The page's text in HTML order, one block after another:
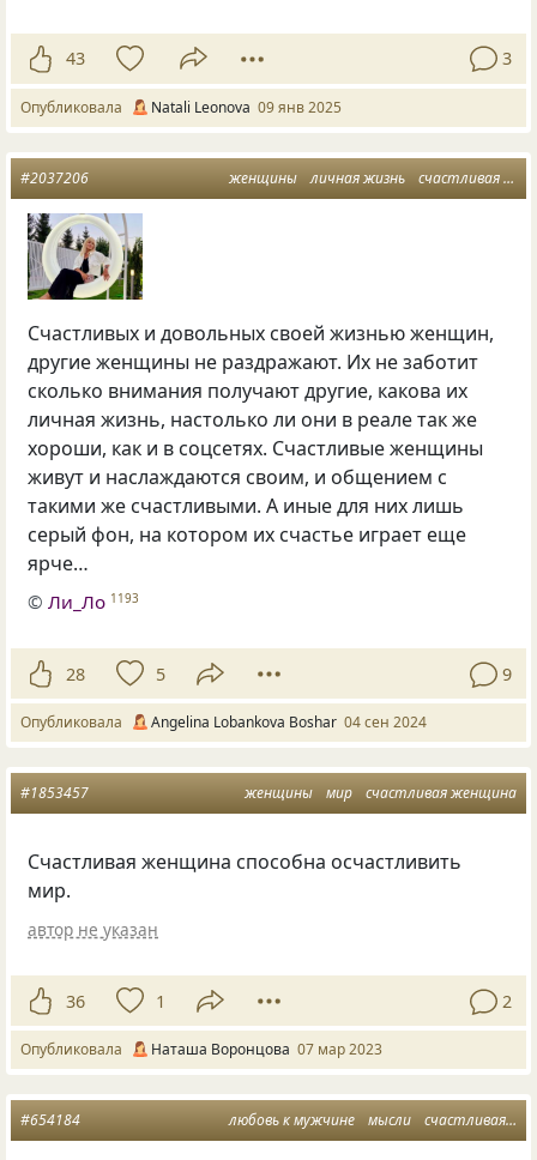
43 3
Опубликовала Natali Leonova 09 янв 2025
женщины личная жизнь счастливая женщина
#2037206
Счастливых и довольных своей жизнью женщин,
другие женщины не раздражают. Их не заботит
сколько внимания получают другие, какова их
личная жизнь, настолько ли они в реале так же
хороши, как и в соцсетях. Счастливые женщины
живут и наслаждаются своим, и общением с
такими же счастливыми. А иные для них лишь
серый фон, на котором их счастье играет еще
ярче…
©Ли_Ло 1193
28 5 9
Опубликовала Angelina Lobankova Boshar 04 сен 2024
женщины мир счастливая женщина
#1853457
Счастливая женщина способна осчастливить
мир.
автор не указан
36 1 2
Опубликовала Наташа Воронцова 07 мар 2023
любовь к мужчине мысли счастливая женщина
#654184